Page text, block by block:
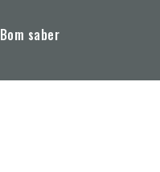
Bom saber